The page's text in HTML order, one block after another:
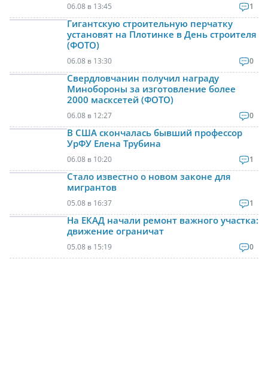
06.08 в 13:45 1
Гигантскую строительную перчатку
установят на Плотинке в День строителя
(ФОТО)
06.08 в 13:30 0
Свердловчанин получил награду
Минобороны за изготовление более
2000 масксетей (ФОТО)
06.08 в 12:27 0
В США скончалась бывший профессор
УрФУ Елена Трубина
06.08 в 10:20 1
Стало известно о новом законе для
мигрантов
05.08 в 16:37 1
На ЕКАД начали ремонт важного участка:
движение ограничат
05.08 в 15:19 0